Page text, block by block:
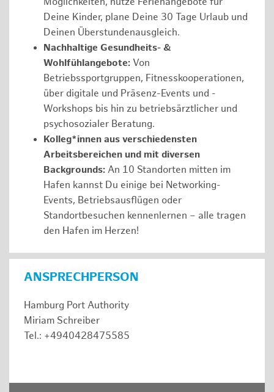
Deine Kinder, plane Deine 30 Tage Urlaub und
Deinen Überstundenausgleich.
Nachhaltige Gesundheits- &
Wohlfühlangebote: Von
Betriebssportgruppen, Fitnesskooperationen,
über digitale und Präsenz-Events und -
Workshops bis hin zu betriebsärztlicher und
psychosozialer Beratung.
Kolleg*innen aus verschiedensten
Arbeitsbereichen und mit diversen
Backgrounds: An 10 Standorten mitten im
Hafen kannst Du einige bei Networking-
Events, Betriebsausflügen oder
Standortbesuchen kennenlernen – alle tragen
den Hafen im Herzen!
ANSPRECHPERSON
Hamburg Port Authority
Miriam Schreiber
Tel.: +4940428475585